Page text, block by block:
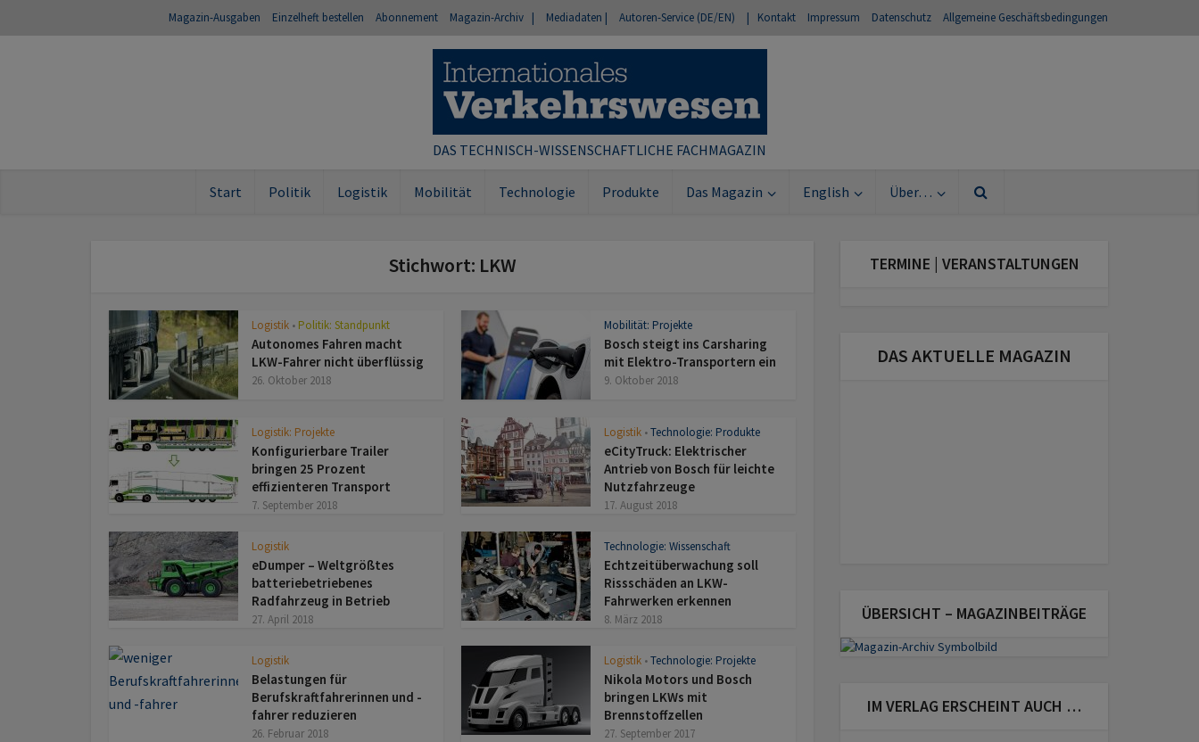
Magazin-Ausgaben Einzelheft bestellen Abonnement Magazin-Archiv | Mediadaten | Autoren-Service (DE/EN) | Kontakt Impressum Datenschutz Allgemeine Geschäftsbedingungen
DAS TECHNISCH-WISSENSCHAFTLICHE FACHMAGAZIN
Start Politik Logistik Mobilität Technologie Produkte Das Magazin English Über…
Stichwort: LKW
Logistik • Politik: Standpunkt
Autonomes Fahren macht
LKW-Fahrer nicht überflüssig
26. Oktober 2018
Mobilität: Projekte
Bosch steigt ins Carsharing
mit Elektro-Transportern ein
9. Oktober 2018
Logistik: Projekte
Konfigurierbare Trailer
bringen 25 Prozent
effizienteren Transport
7. September 2018
Logistik • Technologie: Produkte
eCityTruck: Elektrischer
Antrieb von Bosch für leichte
Nutzfahrzeuge
17. August 2018
Logistik
eDumper – Weltgrößtes
batteriebetriebenes
Radfahrzeug in Betrieb
27. April 2018
Technologie: Wissenschaft
Echtzeitüberwachung soll
Rissschäden an LKW-
Fahrwerken erkennen
8. März 2018
Logistik
Belastungen für
Berufskraftfahrerinnen und -
fahrer reduzieren
26. Februar 2018
Logistik • Technologie: Projekte
Nikola Motors und Bosch
bringen LKWs mit
Brennstoffzellen
27. September 2017
TERMINE | VERANSTALTUNGEN
DAS AKTUELLE MAGAZIN
ÜBERSICHT – MAGAZINBEITRÄGE
IM VERLAG ERSCHEINT AUCH …